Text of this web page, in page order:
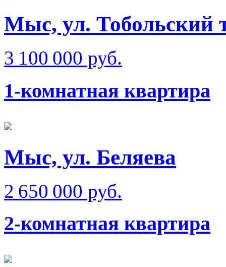
Мыс, ул. Тобольский
3 100 000 руб.
1-комнатная квартира
Мыс, ул. Беляева
2 650 000 руб.
2-комнатная квартира